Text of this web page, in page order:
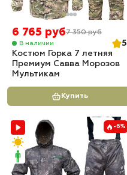
6 765 руб7 350 руб
В наличии
5
Костюм Горка 7 летняя
Премиум Савва Морозов
Мультикам
Купить
-6%